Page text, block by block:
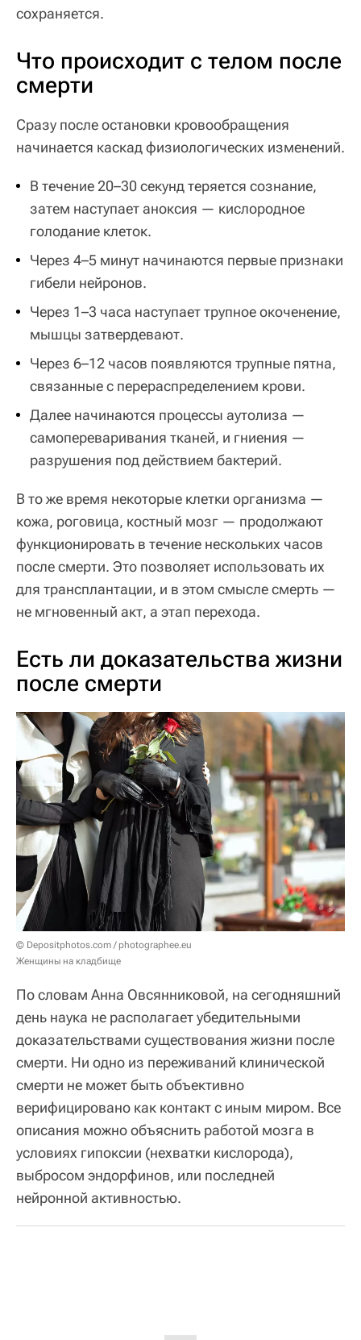
сохраняется.
Что происходит с телом после
смерти
Сразу после остановки кровообращения
начинается каскад физиологических изменений.
В течение 20–30 секунд теряется сознание,
затем наступает аноксия — кислородное
голодание клеток.
Через 4–5 минут начинаются первые признаки
гибели нейронов.
Через 1–3 часа наступает трупное окоченение,
мышцы затвердевают.
Через 6–12 часов появляются трупные пятна,
связанные с перераспределением крови.
Далее начинаются процессы аутолиза —
самопереваривания тканей, и гниения —
разрушения под действием бактерий.
В то же время некоторые клетки организма —
кожа, роговица, костный мозг — продолжают
функционировать в течение нескольких часов
после смерти. Это позволяет использовать их
для трансплантации, и в этом смысле смерть —
не мгновенный акт, а этап перехода.
Есть ли доказательства жизни
после смерти
© Depositphotos.com / photographee.eu
Женщины на кладбище
По словам Анна Овсянниковой, на сегодняшний
день наука не располагает убедительными
доказательствами существования жизни после
смерти. Ни одно из переживаний клинической
смерти не может быть объективно
верифицировано как контакт с иным миром. Все
описания можно объяснить работой мозга в
условиях гипоксии (нехватки кислорода),
выбросом эндорфинов, или последней
нейронной активностью.